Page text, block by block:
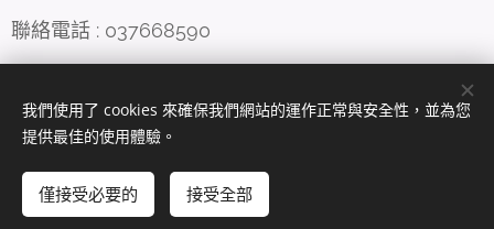
聯絡電話 : 037668590
語言
English
我們使用了 cookies 來確保我們網站的運作正常與安全性，並為您
提供最佳的使用體驗。
僅接受必要的 接受全部